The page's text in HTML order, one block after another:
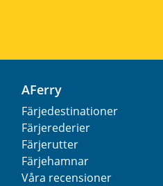
AFerry
Färjedestinationer
Färjerederier
Färjerutter
Färjehamnar
Våra recensioner